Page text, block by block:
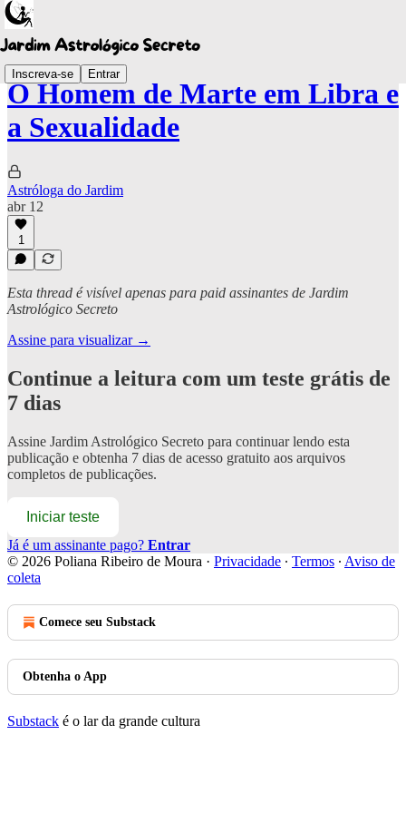
Inscreva-se Entrar
O Homem de Marte em Libra e
a Sexualidade
Astróloga do Jardim
abr 12
1
Esta thread é visível apenas para paid assinantes de Jardim
Astrológico Secreto
Assine para visualizar →
Continue a leitura com um teste grátis de
7 dias
Assine Jardim Astrológico Secreto para continuar lendo esta
publicação e obtenha 7 dias de acesso gratuito aos arquivos
completos de publicações.
Iniciar teste
Já é um assinante pago? Entrar
© 2026 Poliana Ribeiro de Moura · Privacidade ∙ Termos ∙ Aviso de
coleta
Comece seu Substack
Obtenha o App
Substack é o lar da grande cultura